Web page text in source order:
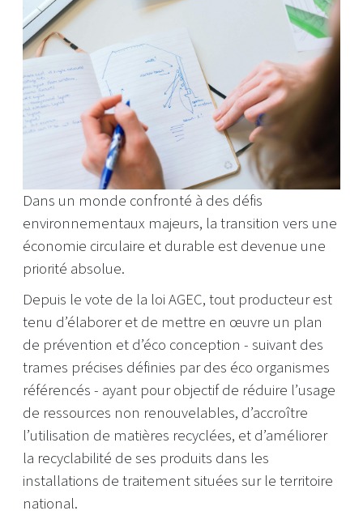
Dans un monde confronté à des défis
environnementaux majeurs, la transition vers une
économie circulaire et durable est devenue une
priorité absolue.
Depuis le vote de la loi AGEC, tout producteur est
tenu d’élaborer et de mettre en œuvre un plan
de prévention et d’éco conception - suivant des
trames précises définies par des éco organismes
référencés - ayant pour objectif de réduire l’usage
de ressources non renouvelables, d’accroître
l’utilisation de matières recyclées, et d’améliorer
la recyclabilité de ses produits dans les
installations de traitement situées sur le territoire
national.